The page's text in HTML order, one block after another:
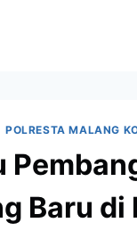
POLRESTA MALANG
Baru di